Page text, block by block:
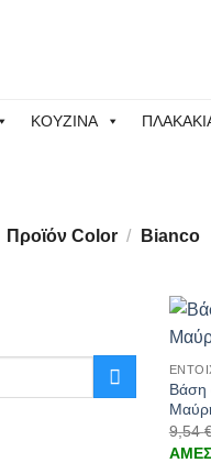
ΚΟΥΖΙΝΑ
Προϊόν Color / Bianco
+
Βάση
9,54